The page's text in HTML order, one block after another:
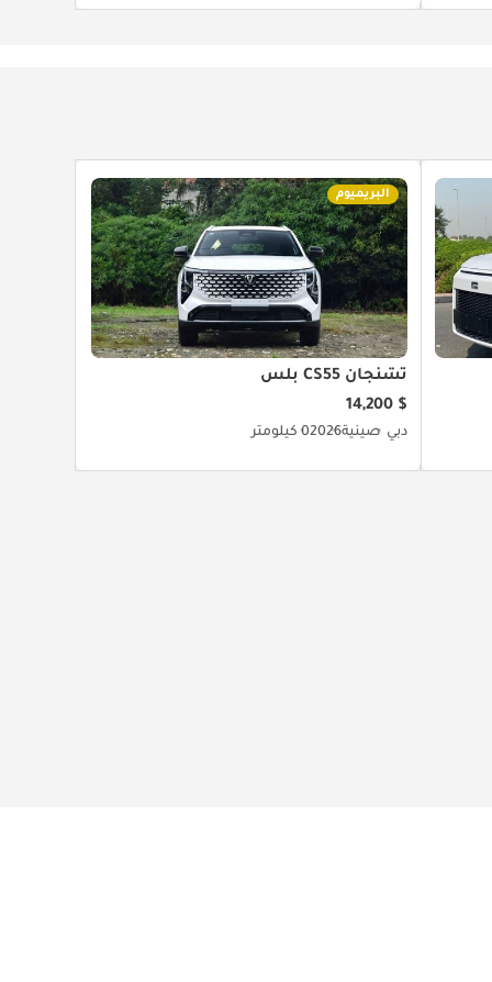
البريميوم
تشنجان CS55 بلس
$ 14,200
دبي صينية20260 كيلومتر